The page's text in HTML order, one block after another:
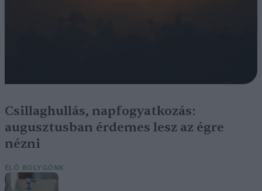
Csillaghullás, napfogyatkozás:
augusztusban érdemes lesz az égre
nézni
ÉLŐ BOLYGÓNK